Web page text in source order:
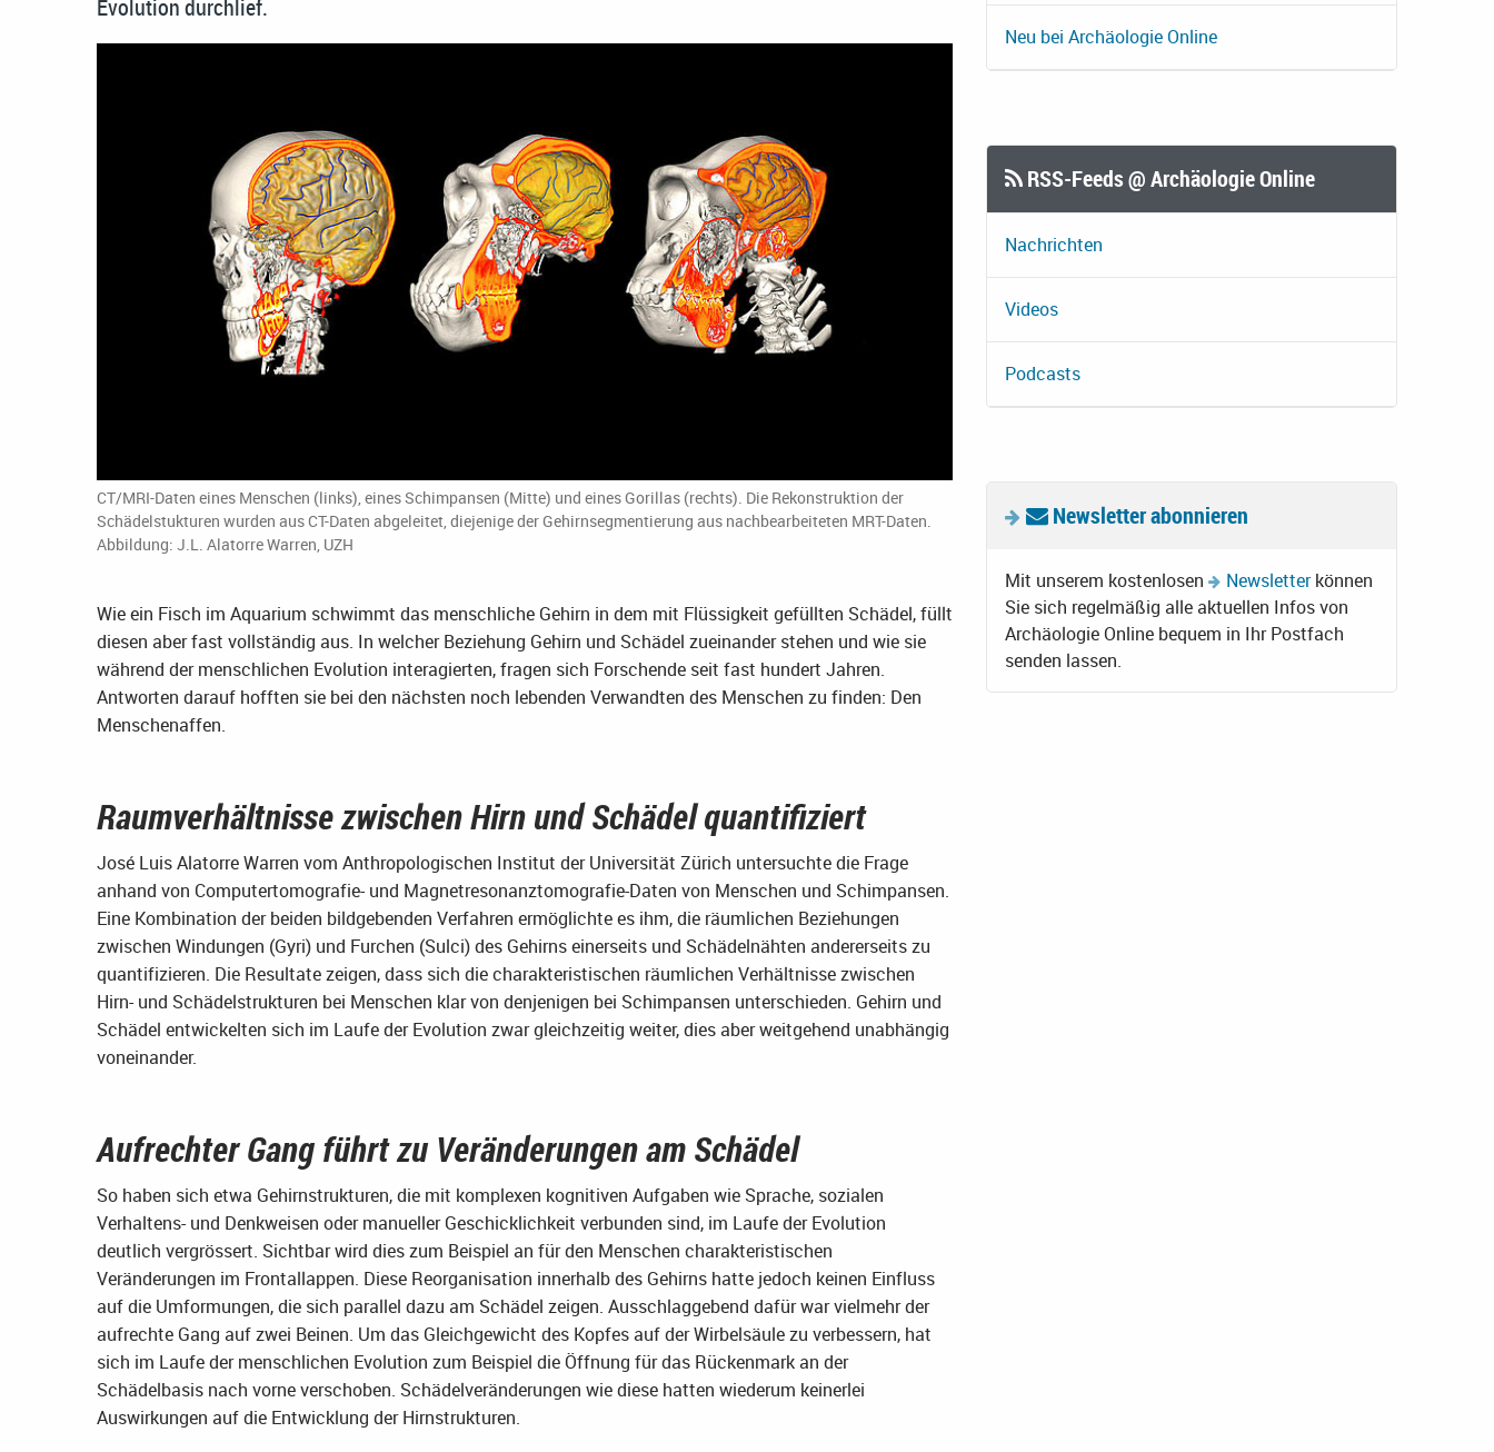
Evolution durchlief.
CT/MRI-Daten eines Menschen (links), eines Schimpansen (Mitte) und eines Gorillas (rechts). Die Rekonstruktion der
Schädelstukturen wurden aus CT-Daten abgeleitet, diejenige der Gehirnsegmentierung aus nachbearbeiteten MRT-Daten.
Abbildung: J.L. Alatorre Warren, UZH
Wie ein Fisch im Aquarium schwimmt das menschliche Gehirn in dem mit Flüssigkeit gefüllten Schädel, füllt
diesen aber fast vollständig aus. In welcher Beziehung Gehirn und Schädel zueinander stehen und wie sie
während der menschlichen Evolution interagierten, fragen sich Forschende seit fast hundert Jahren.
Antworten darauf hofften sie bei den nächsten noch lebenden Verwandten des Menschen zu finden: Den
Menschenaffen.
Raumverhältnisse zwischen Hirn und Schädel quantifiziert
José Luis Alatorre Warren vom Anthropologischen Institut der Universität Zürich untersuchte die Frage
anhand von Computertomografie- und Magnetresonanztomografie-Daten von Menschen und Schimpansen.
Eine Kombination der beiden bildgebenden Verfahren ermöglichte es ihm, die räumlichen Beziehungen
zwischen Windungen (Gyri) und Furchen (Sulci) des Gehirns einerseits und Schädelnähten andererseits zu
quantifizieren. Die Resultate zeigen, dass sich die charakteristischen räumlichen Verhältnisse zwischen
Hirn- und Schädelstrukturen bei Menschen klar von denjenigen bei Schimpansen unterschieden. Gehirn und
Schädel entwickelten sich im Laufe der Evolution zwar gleichzeitig weiter, dies aber weitgehend unabhängig
voneinander.
Aufrechter Gang führt zu Veränderungen am Schädel
So haben sich etwa Gehirnstrukturen, die mit komplexen kognitiven Aufgaben wie Sprache, sozialen
Verhaltens- und Denkweisen oder manueller Geschicklichkeit verbunden sind, im Laufe der Evolution
deutlich vergrössert. Sichtbar wird dies zum Beispiel an für den Menschen charakteristischen
Veränderungen im Frontallappen. Diese Reorganisation innerhalb des Gehirns hatte jedoch keinen Einfluss
auf die Umformungen, die sich parallel dazu am Schädel zeigen. Ausschlaggebend dafür war vielmehr der
aufrechte Gang auf zwei Beinen. Um das Gleichgewicht des Kopfes auf der Wirbelsäule zu verbessern, hat
sich im Laufe der menschlichen Evolution zum Beispiel die Öffnung für das Rückenmark an der
Schädelbasis nach vorne verschoben. Schädelveränderungen wie diese hatten wiederum keinerlei
Auswirkungen auf die Entwicklung der Hirnstrukturen.
Neu bei Archäologie Online
RSS-Feeds @ Archäologie Online
Nachrichten
Videos
Podcasts
Newsletter abonnieren
Mit unserem kostenlosen Newsletterkönnen
Sie sich regelmäßig alle aktuellen Infos von
Archäologie Online bequem in Ihr Postfach
senden lassen.